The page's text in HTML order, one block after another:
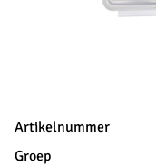
Artikelnummer
Groep